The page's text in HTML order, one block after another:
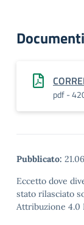
Documenti
pdf -
Pubblicato:
Eccetto dove
stato rilasciato
Attribuzione 4.0